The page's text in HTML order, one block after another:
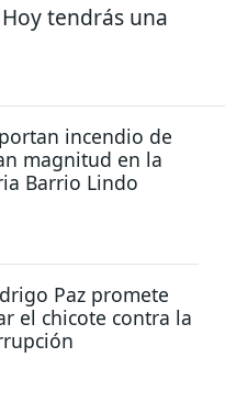
tendrás una
incendio de
magnitud en la
Barrio Lindo
Paz promete
el chicote contra la